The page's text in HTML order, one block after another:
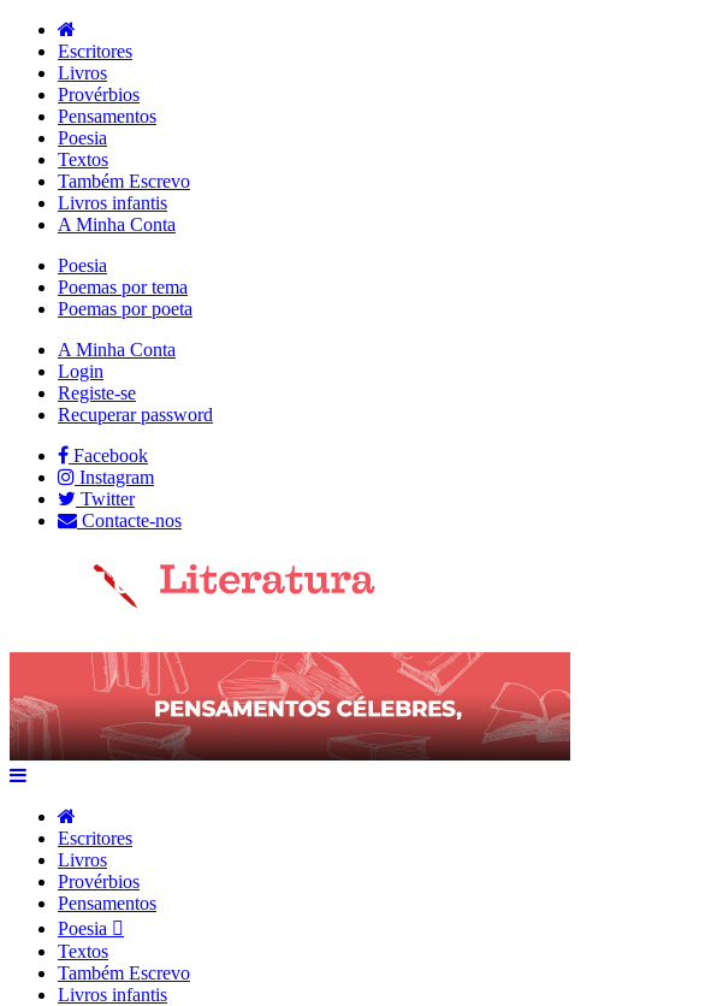
Escritores
Livros
Provérbios
Pensamentos
Poesia
Textos
Também Escrevo
Livros infantis
A Minha Conta
Poesia
Poemas por tema
Poemas por poeta
A Minha Conta
Login
Registe-se
Recuperar password
Facebook
Instagram
Twitter
Contacte-nos
Escritores
Livros
Provérbios
Pensamentos
Poesia
Textos
Também Escrevo
Livros infantis